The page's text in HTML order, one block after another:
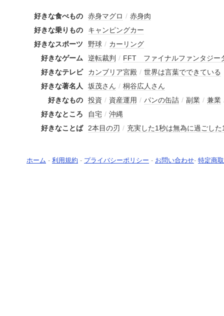
好きな食べもの 赤身マグロ / 赤身肉
好きな乗りもの
キャンピングカー
好きなスポーツ
野球 / カーリング
好きなゲーム
逆転裁判 / FFT ファイナルファンタジー
好きなテレビ
カンブリア宮殿 / 世界は言葉でできている
好きな著名人
坂茂さん / 桐谷広人さん
好きなもの
投資 / 資産運用 / パンの缶詰 / 副業 / 兼業
好きなところ
自宅 / 沖縄
好きなことば
2本目の刃 / 充実した1秒は無為に過ごし
ホーム - 利用規約 - プライバシーポリシー - お問い合わせ- 特定商